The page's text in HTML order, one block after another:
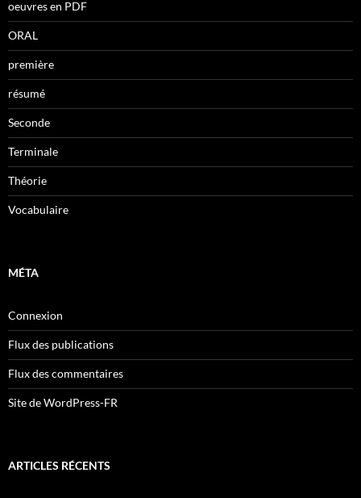
oeuvres en PDF
ORAL
première
résumé
Seconde
Terminale
Théorie
Vocabulaire
MÉTA
Connexion
Flux des publications
Flux des commentaires
Site de WordPress-FR
ARTICLES RÉCENTS